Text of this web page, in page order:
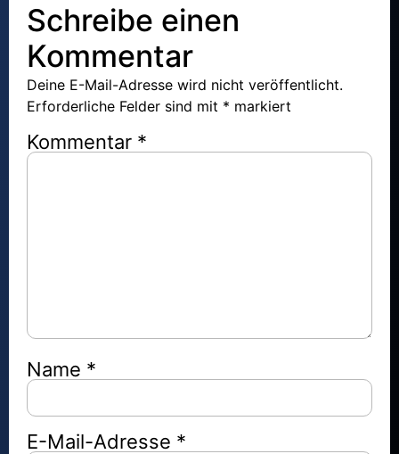
Schreibe einen
Kommentar
Deine E-Mail-Adresse wird nicht veröffentlicht.
Erforderliche Felder sind mit * markiert
Kommentar *
Name *
E-Mail-Adresse *